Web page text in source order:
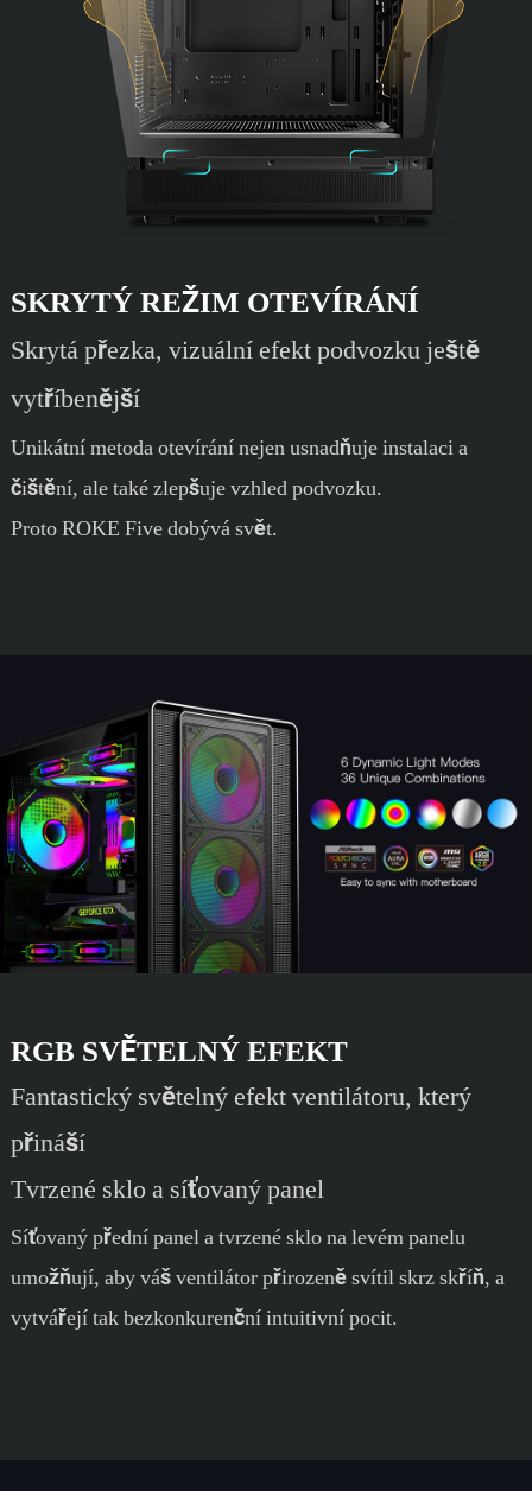
SKRYTÝ REŽIM OTEVÍRÁNÍ
Skrytá přezka, vizuální efekt podvozku ještě
vytříbenější
Unikátní metoda otevírání nejen usnadňuje instalaci a
čištění, ale také zlepšuje vzhled podvozku.
Proto ROKE Five dobývá svět.
RGB SVĚTELNÝ EFEKT
Fantastický světelný efekt ventilátoru, který
přináší
Tvrzené sklo a síťovaný panel
Síťovaný přední panel a tvrzené sklo na levém panelu
umožňují, aby váš ventilátor přirozeně svítil skrz skříň, a
vytvářejí tak bezkonkurenční intuitivní pocit.